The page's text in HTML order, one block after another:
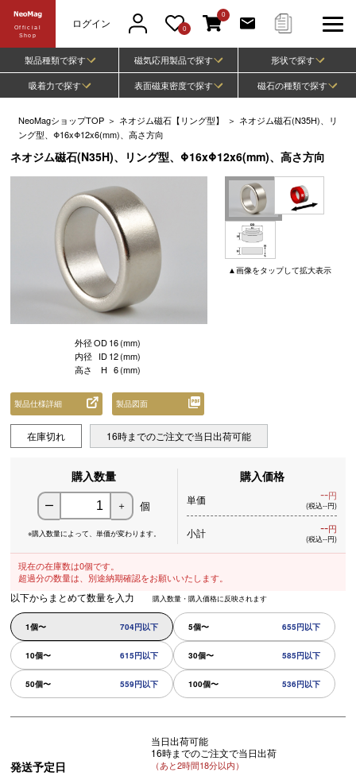
Official
Shop
ログイン 0
0
製品種類で探す 磁気応用製品で探す
形状で探す
吸着力で探す
表面磁束密度で探す 磁石の種類で探す
NeoMagショップTOP ＞ ネオジム磁石【リング型】 ＞ ネオジム磁石(N35H)、リ
ング型、Φ16xΦ12x6(mm)、高さ方向
ネオジム磁石(N35H)、リング型、Φ16xΦ12x6(mm)、高さ方向
▲画像をタップして拡大表示
外径OD 16(mm)
内径 ID 12(mm)
高さ
H 6(mm)
製品仕様詳細 製品図面
在庫切れ 16時までのご注文で当日出荷可能
購入数量
ー ＋ 個
※購入数量によって、 単価が変わります。
購入価格
単価 --円
(税込--円)
小計 --円
(税込--円)
現在の在庫数は0個です。
超過分の数量は、別途納期確認をお願いいたします。
以下からまとめて数量を入力 購入数量・購入価格に反映されます
1個〜 704円以下 5個〜 655円以下
10個〜 615円以下 30個〜 585円以下
50個〜 559円以下 100個〜 536円以下
発送予定日
当日出荷可能
16時までのご注文で当日出荷
（あと2時間18分以内）